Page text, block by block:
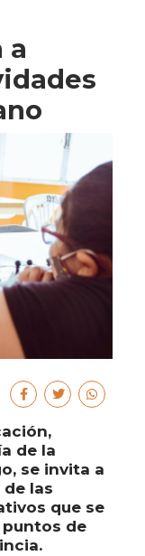
a
de la
se invita a
las
que se
de